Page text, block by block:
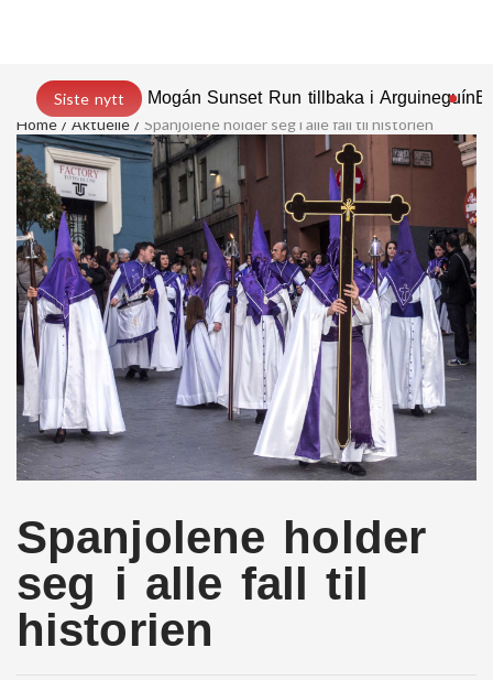
Siste nytt Mogán Sunset Run tillbaka i Arguineguín
Home
Aktuelle Spanjolene holder seg i alle fall til historien
Spanjolene holder
seg i alle fall til
historien